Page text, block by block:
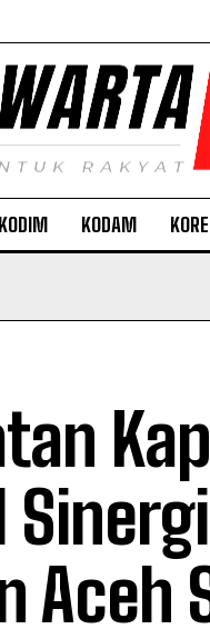
KODIM KODAM
Aceh